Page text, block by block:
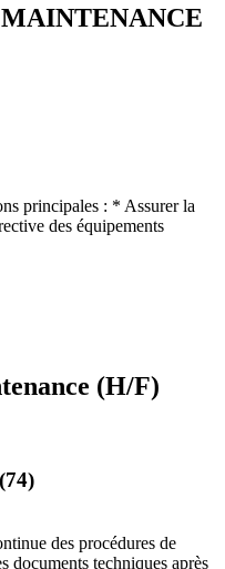
principales : * Assurer la
des équipements
(H/F)
des procédures de
documents techniques après